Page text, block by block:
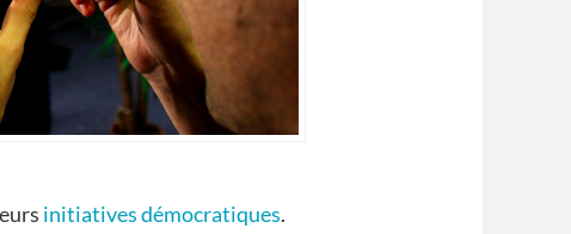
initiatives démocratiques.